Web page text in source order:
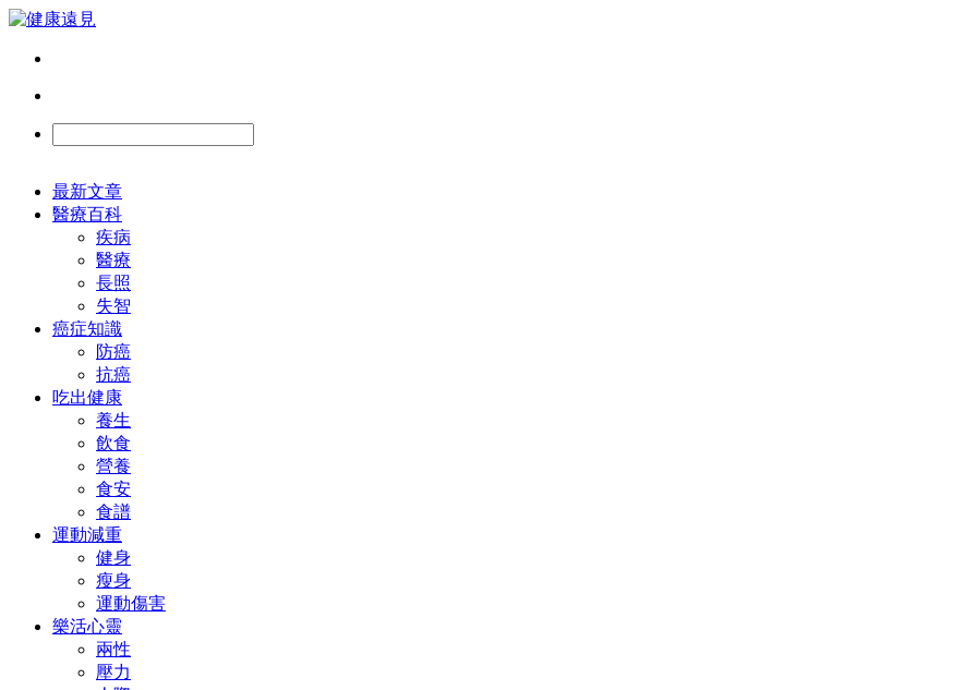
最新文章
醫療百科
疾病
醫療
長照
失智
癌症知識
防癌
抗癌
吃出健康
養生
飲食
營養
食安
食譜
運動減重
健身
瘦身
運動傷害
樂活心靈
兩性
壓力